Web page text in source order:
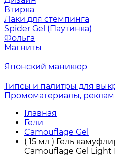
Втирка
Лаки для стемпинга
Spider Gel (Паутинка)
Фольга
Магниты
Японский маникюр
Типсы и палитры для
Промоматериалы,
Главная
Гели
Camouflage Gel
( 15 мл ) Гель
Camouflage Gel Light